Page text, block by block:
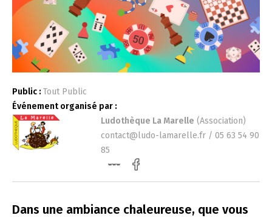
Public : Tout Public
Événement organisé par :
Ludothèque La Marelle (Association)
contact@ludo-lamarelle.fr / 05 63 54 90
85
Dans une ambiance chaleureuse, que vous